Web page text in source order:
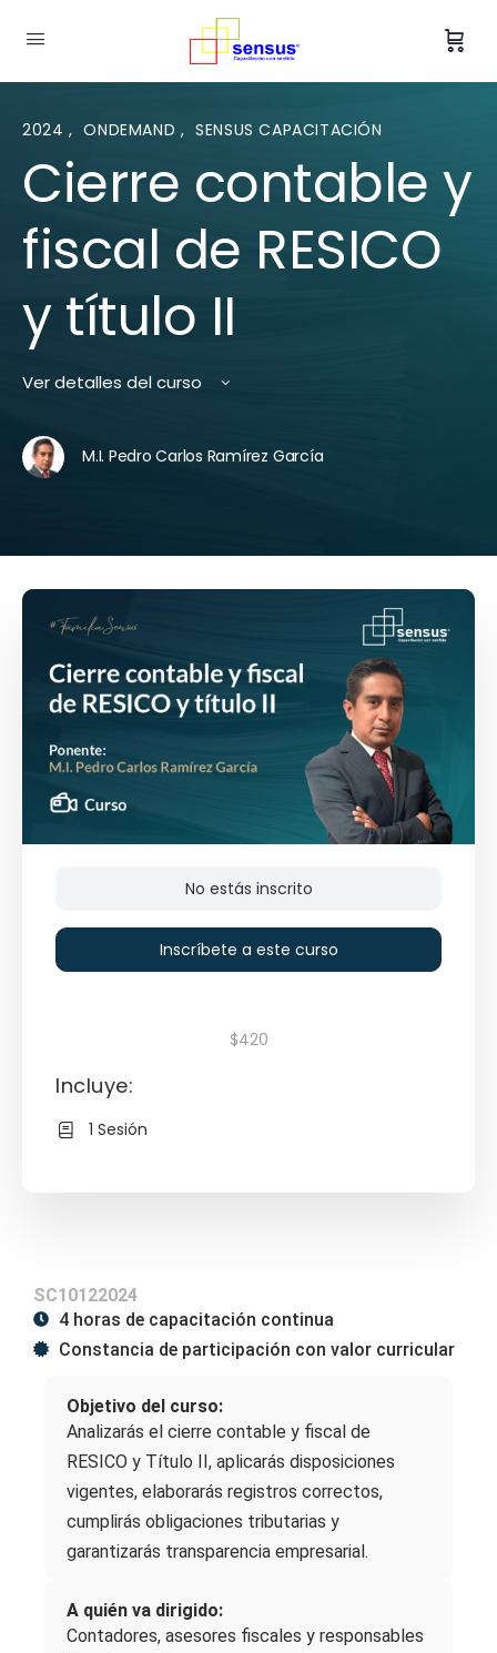
2024, ONDEMAND , SENSUS CAPACITACIÓN
Cierre contable y
fiscal de RESICO
y título II
Ver detalles del curso
M.I. Pedro Carlos Ramírez García
SC10122024
4 horas de capacitación continua
Constancia de participación con valor curricular
Objetivo del curso:
Analizarás el cierre contable y fiscal de
RESICO y Título II, aplicarás disposiciones
vigentes, elaborarás registros correctos,
cumplirás obligaciones tributarias y
garantizarás transparencia empresarial.
A quién va dirigido:
Contadores, asesores fiscales y responsables
No estás inscrito
Inscríbete a este curso
$420
Incluye:
1 Sesión